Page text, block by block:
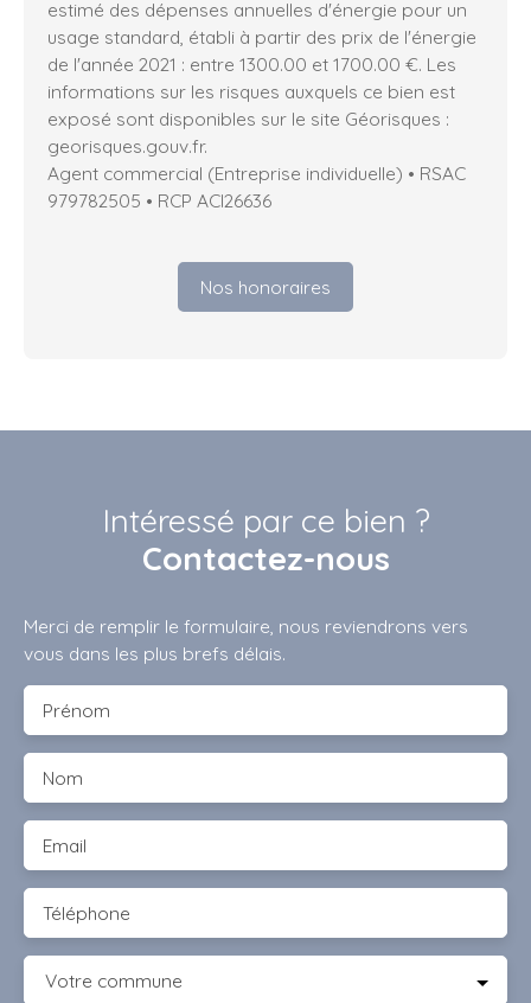
estimé des dépenses annuelles d'énergie pour un
usage standard, établi à partir des prix de l'énergie
de l'année 2021 : entre 1300.00 et 1700.00 €. Les
informations sur les risques auxquels ce bien est
exposé sont disponibles sur le site Géorisques :
georisques.gouv.fr.
Agent commercial (Entreprise individuelle) • RSAC
979782505 • RCP ACI26636
Nos honoraires
Intéressé par ce bien ?
Contactez-nous
Merci de remplir le formulaire, nous reviendrons vers
vous dans les plus brefs délais.
Prénom
Nom
Email
Téléphone
Votre commune